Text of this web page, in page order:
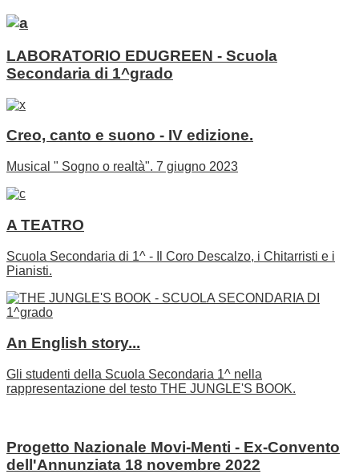
LABORATORIO EDUGREEN - Scuola
Secondaria di 1^grado
Creo, canto e suono - IV edizione.
Musical " Sogno o realtà". 7 giugno 2023
A TEATRO
Scuola Secondaria di 1^ - Il Coro Descalzo, i Chitarristi e i
Pianisti.
An English story...
Gli studenti della Scuola Secondaria 1^ nella
rappresentazione del testo THE JUNGLE'S BOOK.
Progetto Nazionale Movi-Menti - Ex-Convento
dell'Annunziata 18 novembre 2022